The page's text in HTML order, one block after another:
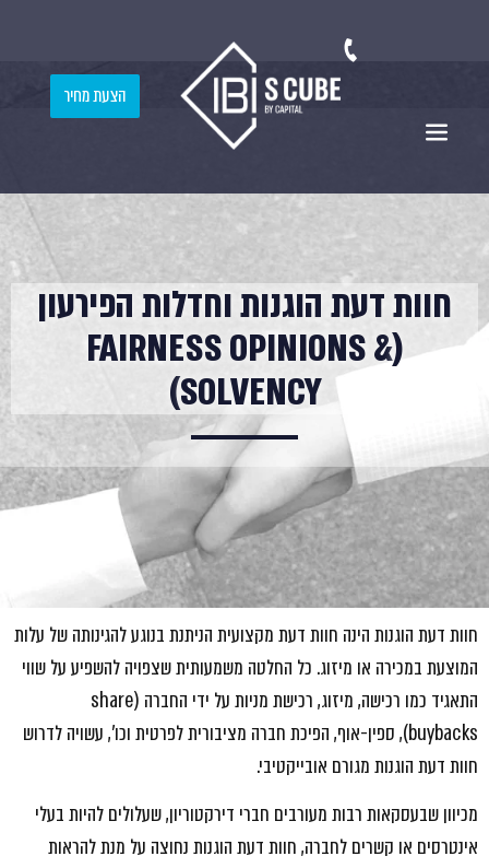
הצעת מחיר
חוות דעת הוגנות וחדלות הפירעון
(FAIRNESS OPINIONS &
SOLVENCY)
חוות דעת הוגנות הינה חוות דעת מקצועית הניתנת בנוגע להגינותה של עלות
המוצעת במכירה או מיזוג. כל החלטה משמעותית שצפויה להשפיע על שווי
התאגיד כמו רכישה, מיזוג, רכישת מניותעל ידי החברה(
share
buybacks), ספין-אוף, הפיכת חברה מציבורית לפרטיתוכו', עשויה לדרוש
חוות דעת הוגנות מגורם אובייקטיבי.
מכיוון שבעסקאות רבות מעורבים חברי דירקטוריון, שעלולים להיות בעלי
אינטרסים או קשרים לחברה, חוות דעת הוגנות נחוצה על מנת להראות